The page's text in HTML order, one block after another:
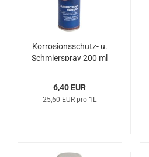
Korrosionsschutz-​​ u.
Schmier­spray 200 ml
6,40 EUR
25,60 EUR pro 1L